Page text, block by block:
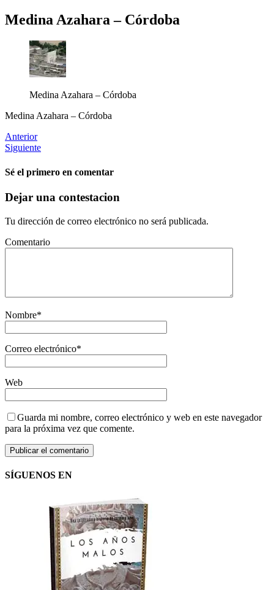
Medina Azahara – Córdoba
Medina Azahara – Córdoba
Medina Azahara – Córdoba
Anterior
Siguiente
Sé el primero en comentar
Dejar una contestacion
Tu dirección de correo electrónico no será publicada.
Comentario
Nombre*
Correo electrónico*
Web
Guarda mi nombre, correo electrónico y web en este navegador
para la próxima vez que comente.
SÍGUENOS EN